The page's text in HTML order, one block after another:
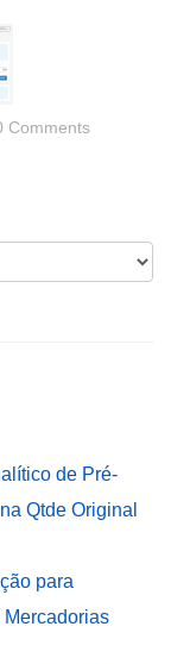
Comments
de Pré-
Qtde Original
para